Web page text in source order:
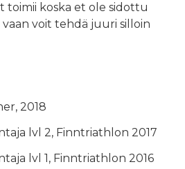
koska et ole sidottu
voit tehdä juuri silloin
2018
lvl 2, Finntriathlon 2017
lvl 1, Finntriathlon 2016